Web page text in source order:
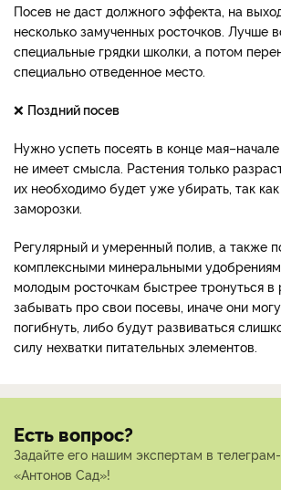
Посев не даст должного эффекта, на
несколько замученных росточков. Лучше
специальные грядки школки, а потом
специально отведенное место.
❌ Поздний посев
Нужно успеть посеять в конце
не имеет смысла. Растения только
их необходимо будет уже убирать, так
заморозки.
Регулярный и умеренный полив, а также
комплексными минеральными
молодым росточкам быстрее тронуться в
забывать про свои посевы, иначе они
погибнуть, либо будут развиваться
силу нехватки питательных элементов.
Есть вопрос?
Задайте его нашим экспертам в
«Антонов Сад»!